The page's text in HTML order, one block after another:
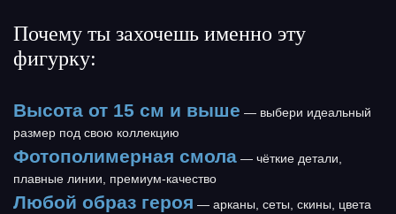
Почему ты захочешь именно эту
фигурку:
Высота от 15 см и выше — выбери идеальный
размер под свою коллекцию
Фотополимерная смола — чёткие детали,
плавные линии, премиум-качество
Любой образ героя — арканы, сеты, скины, цвета